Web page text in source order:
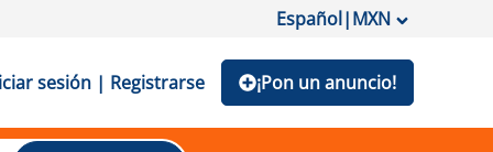
Español|MXN
sesión | Registrarse ¡Pon un anuncio!